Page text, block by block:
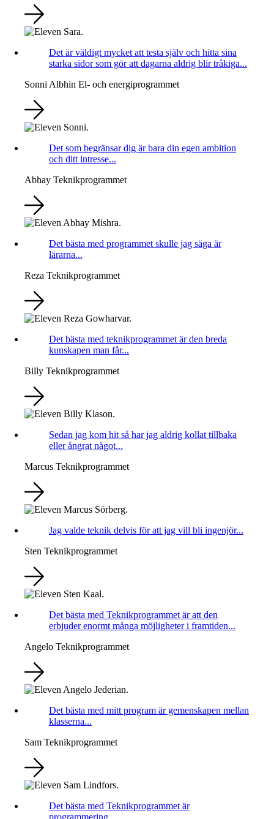
Det är väldigt mycket att testa själv och hitta sina
starka sidor som gör att dagarna aldrig blir tråkiga...
Sonni Albhin El- och energiprogrammet
Det som begränsar dig är bara din egen ambition
och ditt intresse...
Abhay Teknikprogrammet
Det bästa med programmet skulle jag säga är
lärarna...
Reza Teknikprogrammet
Det bästa med teknikprogrammet är den breda
kunskapen man får...
Billy Teknikprogrammet
Sedan jag kom hit så har jag aldrig kollat tillbaka
eller ångrat något...
Marcus Teknikprogrammet
Jag valde teknik delvis för att jag vill bli ingenjör...
Sten Teknikprogrammet
Det bästa med Teknikprogrammet är att den
erbjuder enormt många möjligheter i framtiden...
Angelo Teknikprogrammet
Det bästa med mitt program är gemenskapen mellan
klasserna...
Sam Teknikprogrammet
Det bästa med Teknikprogrammet är
programmering...